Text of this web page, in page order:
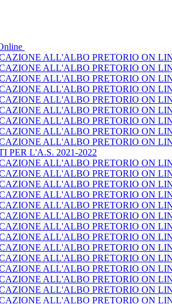
ALL'ALBO PRETORIO ON
ALL'ALBO PRETORIO ON
ALL'ALBO PRETORIO ON
ALL'ALBO PRETORIO ON
ALL'ALBO PRETORIO ON
ALL'ALBO PRETORIO ON
ALL'ALBO PRETORIO ON
ALL'ALBO PRETORIO ON
ALL'ALBO PRETORIO ON
PER L'A.S. 2021-2022
ALL'ALBO PRETORIO ON
ALL'ALBO PRETORIO ON
ALL'ALBO PRETORIO ON
ALL'ALBO PRETORIO ON
ALL'ALBO PRETORIO ON
ALL'ALBO PRETORIO ON
ALL'ALBO PRETORIO ON
ALL'ALBO PRETORIO ON
ALL'ALBO PRETORIO ON
ALL'ALBO PRETORIO ON
ALL'ALBO PRETORIO ON
ALL'ALBO PRETORIO ON
ALL'ALBO PRETORIO ON
ALL'ALBO PRETORIO ON